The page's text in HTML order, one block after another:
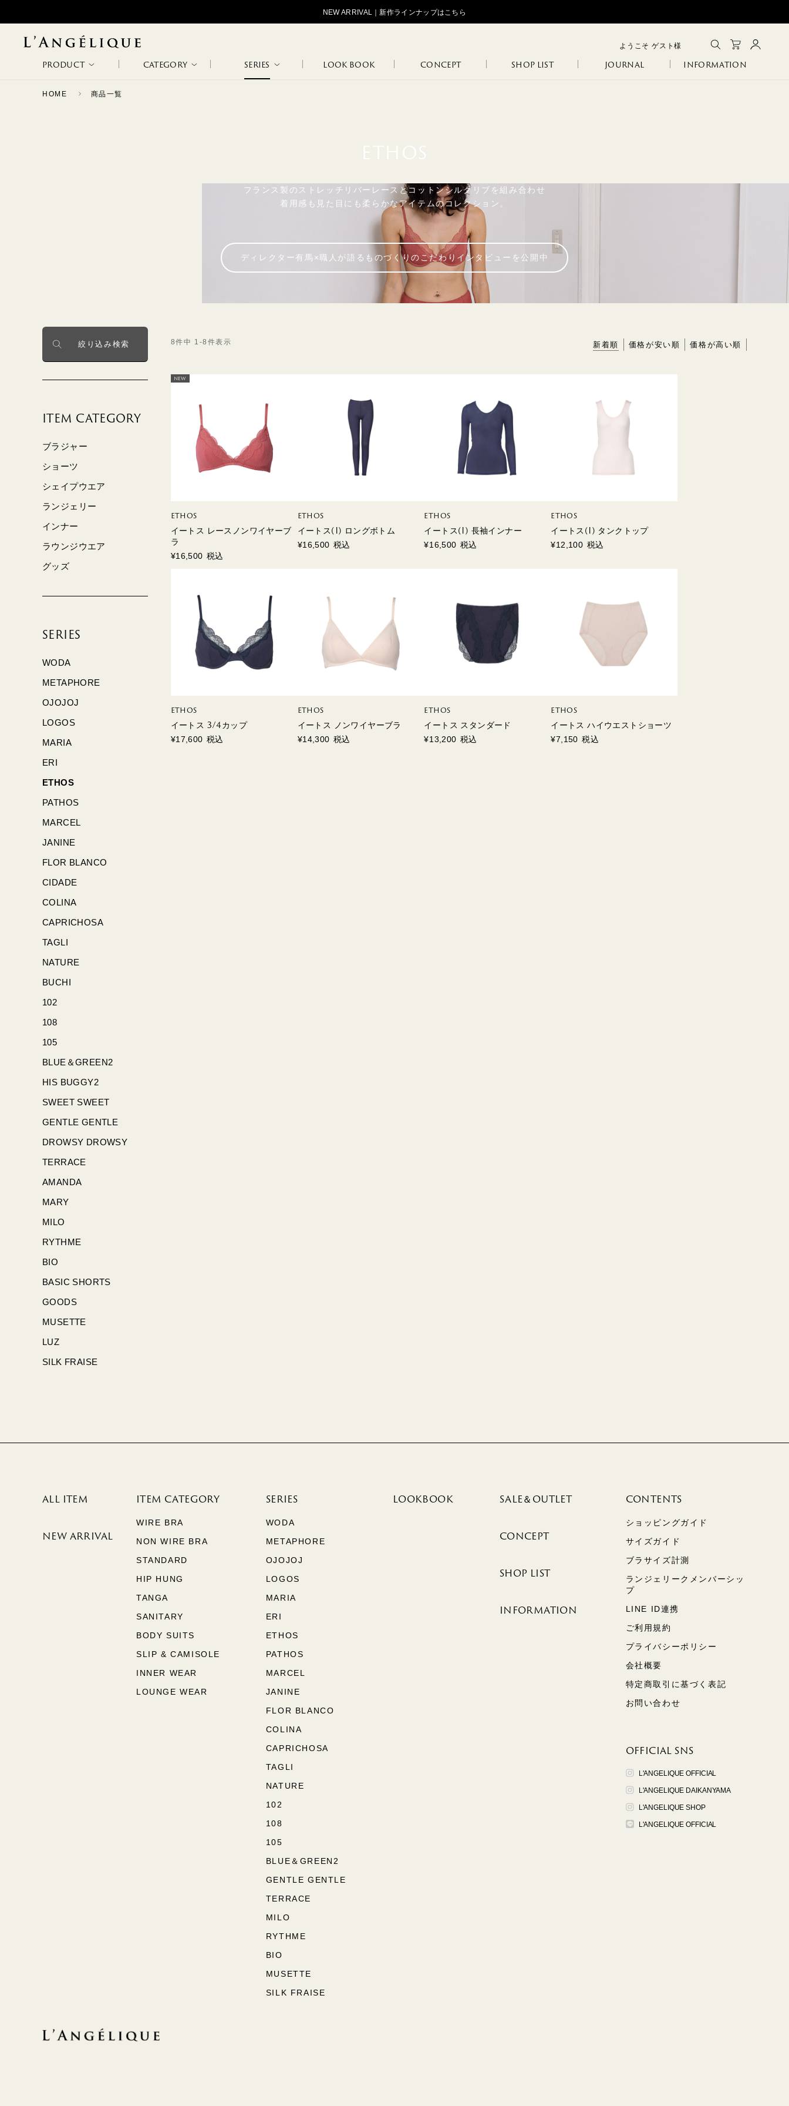
NEW ARRIVAL｜新作ラインナップはこちら
ようこそ ゲスト様
PRODUCT CATEGORY SERIES LOOK BOOK CONCEPT SHOP LIST JOURNAL INFORMATION
SLIP & INNER WEAR LOUNGE
WEAR
MARCEL JANINE FLOR
BLANCO
102
GENTLE
HOME 商品一覧
フランス製のストレッチリバーレースとコットンシルクリブを組み合わせ
着用感も見た目にも柔らかなアイテムのコレクション。
ディレクター有馬×職人が語るものづくりのこだわりインタビューを公開中
絞り込み検索
ITEM CATEGORY
ブラジャー
ショーツ
シェイプウエア
ランジェリー
インナー
ラウンジウエア
グッズ
SERIES
WODA
METAPHORE
OJOJOJ
LOGOS
MARIA
ERI
ETHOS
PATHOS
MARCEL
JANINE
FLOR BLANCO
CIDADE
COLINA
CAPRICHOSA
TAGLI
NATURE
BUCHI
102
108
105
BLUE＆GREEN2
HIS BUGGY2
SWEET SWEET
GENTLE GENTLE
DROWSY DROWSY
TERRACE
AMANDA
MARY
MILO
RYTHME
BIO
BASIC SHORTS
GOODS
MUSETTE
LUZ
SILK FRAISE
8件中 1 -8 件表示 新着順 価格が安い順 価格が高い順
NEW
ETHOS
イートス レースノンワイヤーブ
ラ
¥16,500 税込
ETHOS
イートス(I) ロングボトム
¥16,500 税込
ETHOS
イートス(I) 長袖インナー
¥16,500 税込
ETHOS
イートス(I) タンクトップ
¥12,100 税込
ETHOS
イートス 3/4カップ
¥17,600 税込
ETHOS
イートス ノンワイヤーブラ
¥14,300 税込
ETHOS
イートス スタンダード
¥13,200 税込
ETHOS
イートス ハイウエストショーツ
¥7,150 税込
ALL ITEM
NEW ARRIVAL
ITEM CATEGORY
WIRE BRA
NON WIRE BRA
STANDARD
HIP HUNG
TANGA
SANITARY
BODY SUITS
SLIP & CAMISOLE
INNER WEAR
LOUNGE WEAR
SERIES
WODA
METAPHORE
OJOJOJ
LOGOS
MARIA
ERI
ETHOS
PATHOS
MARCEL
JANINE
FLOR BLANCO
COLINA
CAPRICHOSA
TAGLI
NATURE
102
108
105
BLUE＆GREEN2
GENTLE GENTLE
TERRACE
MILO
RYTHME
BIO
MUSETTE
SILK FRAISE
LOOKBOOK SALE＆OUTLET
CONCEPT
SHOP LIST
INFORMATION
CONTENTS
ショッピングガイド
サイズガイド
ブラサイズ計測
ランジェリークメンバーシッ
プ
LINE ID連携
ご利用規約
プライバシーポリシー
会社概要
特定商取引に基づく表記
お問い合わせ
OFFICIAL SNS
L'ANGELIQUE OFFICIAL
L'ANGELIQUE DAIKANYAMA
L'ANGELIQUE SHOP
L'ANGELIQUE OFFICIAL